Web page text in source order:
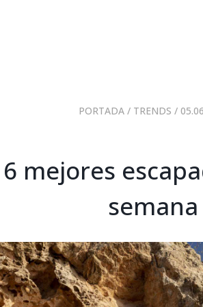
PORTADA / TRENDS /
mejores
semana